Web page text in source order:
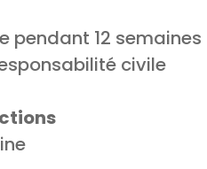
pendant 12 semaines
civile